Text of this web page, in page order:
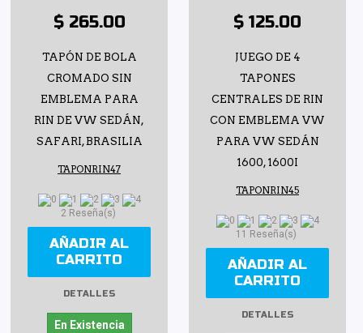
$ 265.00
TAPÓN DE BOLA
CROMADO SIN
EMBLEMA PARA
RIN DE VW SEDÁN,
SAFARI, BRASILIA
TAPONRIN47
2 Reseña(s)
AÑADIR AL
CARRITO
DETALLES
En Existencia
$ 125.00
JUEGO DE 4
TAPONES
CENTRALES DE RIN
CON EMBLEMA VW
PARA VW SEDÁN
1600, 1600I
TAPONRIN45
11 Reseña(s)
AÑADIR AL
CARRITO
DETALLES